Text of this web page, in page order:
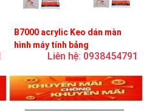
B7000 acrylic Keo dán màn
hình máy tính bảng
Liên hệ: 0938454791